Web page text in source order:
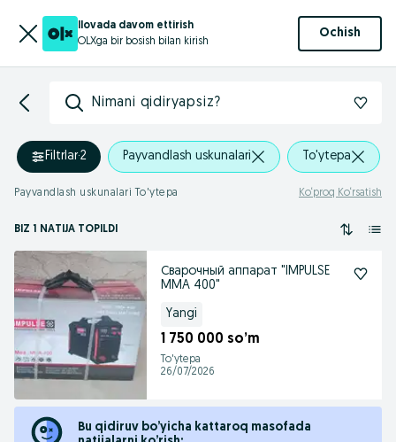
Ilovada davom ettirish
OLXga bir bosish bilan kirish
Ochish
Nimani qidiryapsiz?
Filtrlar·2 Payvandlash uskunalari To'ytepa
Payvandlash uskunalari To'ytepa Ko‘proq Ko‘rsatish
BIZ 1 NATIJA TOPILDI
Сварочный аппарат "IMPULSE
MMA 400"
Yangi
1 750 000 so’m
To'ytepa
26/07/2026
Bu qidiruv bo’yicha kattaroq masofada